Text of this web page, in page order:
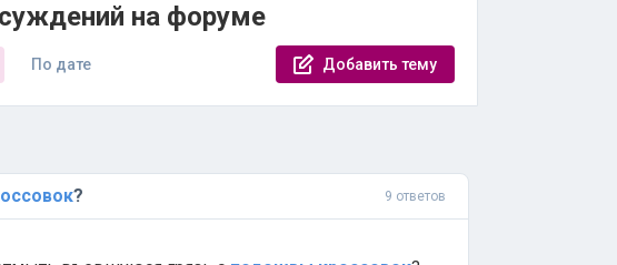
на форуме
По дате Добавить тему
? 9 ответов